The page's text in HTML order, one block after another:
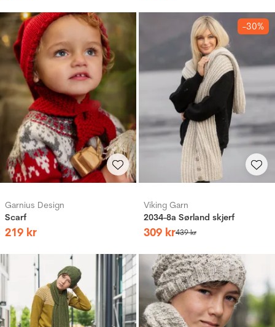
Garnius Design
Scarf
219 kr
-30%
Viking Garn
2034-8a Sørland skjerf
309 kr439kr